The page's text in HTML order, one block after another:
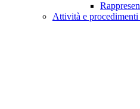
Attività e procedimenti